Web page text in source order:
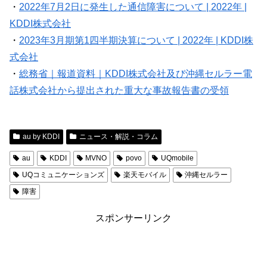
・ 2022年7月2日に発生した通信障害について | 2022年 |
KDDI株式会社
・ 2023年3月期第1四半期決算について | 2022年 | KDDI株
式会社
・ 総務省｜報道資料｜KDDI株式会社及び沖縄セルラー電
話株式会社から提出された重大な事故報告書の受領
au by KDDI ニュース・解説・コラム
au KDDI MVNO povo
UQmobile
UQコミュニケーションズ
楽天モバイル
沖縄セルラー
障害
スポンサーリンク